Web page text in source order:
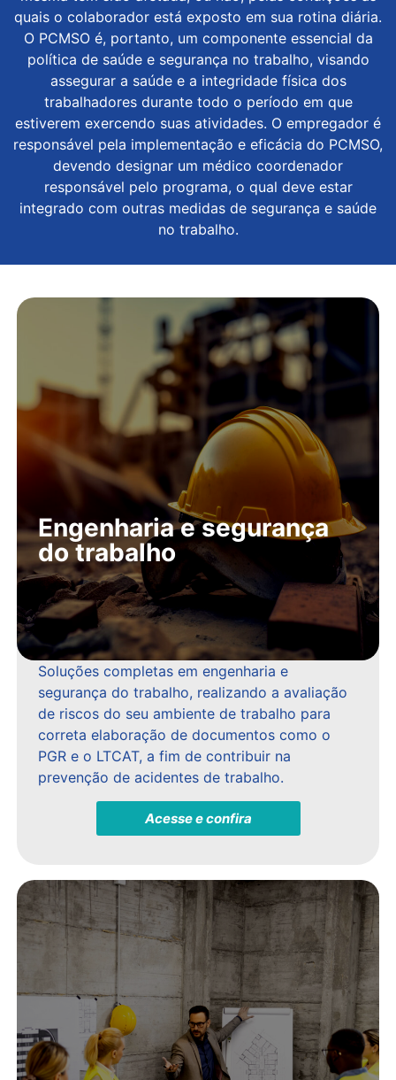
quais o colaborador está exposto em sua rotina diária.
O PCMSO é, portanto, um componente essencial da
política de saúde e segurança no trabalho, visando
assegurar a saúde e a integridade física dos
trabalhadores durante todo o período em que
estiverem exercendo suas atividades. O empregador é
responsável pela implementação e eficácia do PCMSO,
devendo designar um médico coordenador
responsável pelo programa, o qual deve estar
integrado com outras medidas de segurança e saúde
no trabalho.
Engenharia e segurança
do trabalho
Soluções completas em engenharia e
segurança do trabalho, realizando a avaliação
de riscos do seu ambiente de trabalho para
correta elaboração de documentos como o
PGR e o LTCAT, a fim de contribuir na
prevenção de acidentes de trabalho.
Acesse e confira